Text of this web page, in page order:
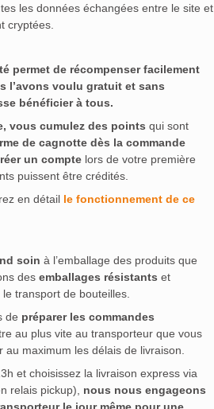
les données échangées entre le site et
cryptées.
permet de récompenser facilement
l’avons voulu gratuit et sans
bénéficier à tous.
vous cumulez des points qui sont
de cagnotte dès la commande
un compte lors de votre première
puissent être crédités.
en détail le fonctionnement de ce
soin à l’emballage des produits que
des emballages résistants et
transport de bouteilles.
de préparer les commandes
au plus vite au transporteur que vous
au maximum les délais de livraison.
et choisissez la livraison express via
relais pickup), nous nous engageons